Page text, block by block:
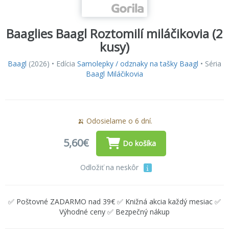
Baaglies Baagl Roztomilí miláčikovia (2
kusy)
Baagl (2026) • Edícia Samolepky / odznaky na tašky Baagl • Séria
Baagl Miláčikovia
🍌 Odosielame o 6 dní.
5,60€ Do košíka
Odložiť na neskôr
✅ Poštovné ZADARMO nad 39€ ✅ Knižná akcia každý mesiac ✅
Výhodné ceny ✅ Bezpečný nákup